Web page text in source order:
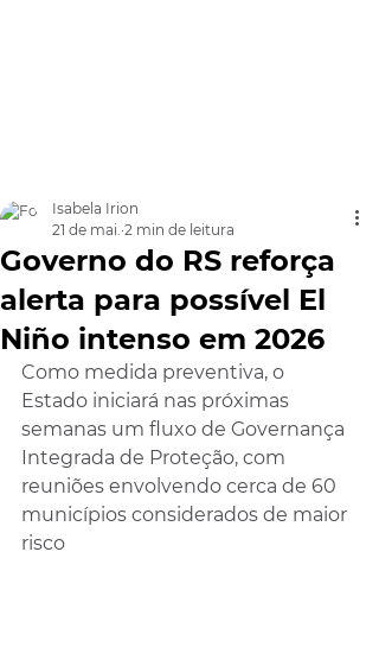
Governo do RS reforça
alerta para possível El
Niño intenso em 2026
Isabela Irion
21 de mai. 2 min de leitura
Como medida preventiva, o
Estado iniciará nas próximas
semanas um fluxo de Governança
Integrada de Proteção, com
reuniões envolvendo cerca de 60
municípios considerados de maior
risco